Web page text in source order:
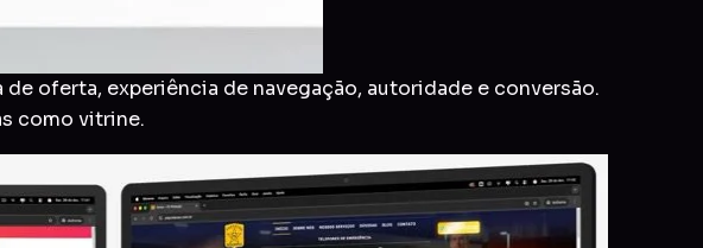
oferta, experiência de navegação, autoridade e conversão.
como vitrine.